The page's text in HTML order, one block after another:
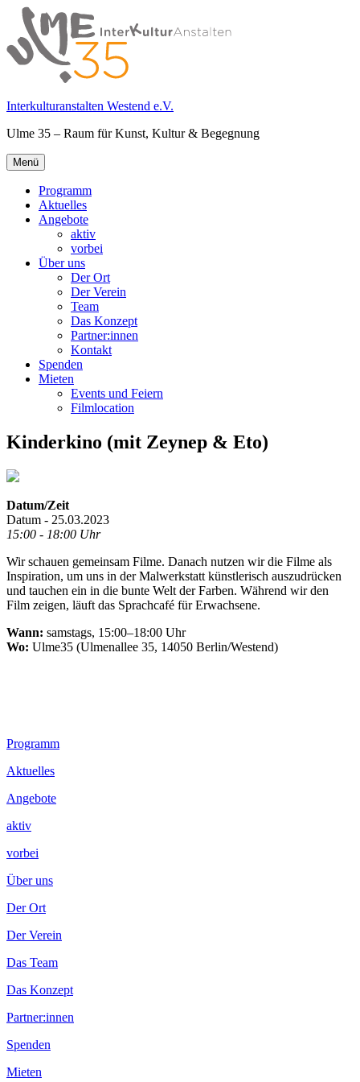
Springe
zum
Inhalt
Interkulturanstalten Westend e.V.
Ulme 35 – Raum für Kunst, Kultur & Begegnung
Primäres
Menü
Menü
Programm
Aktuelles
Angebote
aktiv
vorbei
Über uns
Der Ort
Der Verein
Team
Das Konzept
Partner:innen
Kontakt
Spenden
Mieten
Events und Feiern
Filmlocation
Kinderkino (mit Zeynep & Eto)
Datum/Zeit
Datum - 25.03.2023
15:00 - 18:00 Uhr
Wir schauen gemeinsam Filme. Danach nutzen wir die Filme als
Inspiration, um uns in der Malwerkstatt künstlerisch auszudrücken
und tauchen ein in die bunte Welt der Farben. Während wir den
Film zeigen, läuft das Sprachcafé für Erwachsene.
Wann: samstags, 15:00–18:00 Uhr
Wo: Ulme35 (Ulmenallee 35, 14050 Berlin/Westend)
Footer
Inhalt
Programm
Aktuelles
Angebote
aktiv
vorbei
Über uns
Der Ort
Der Verein
Das Team
Das Konzept
Partner:innen
Spenden
Mieten